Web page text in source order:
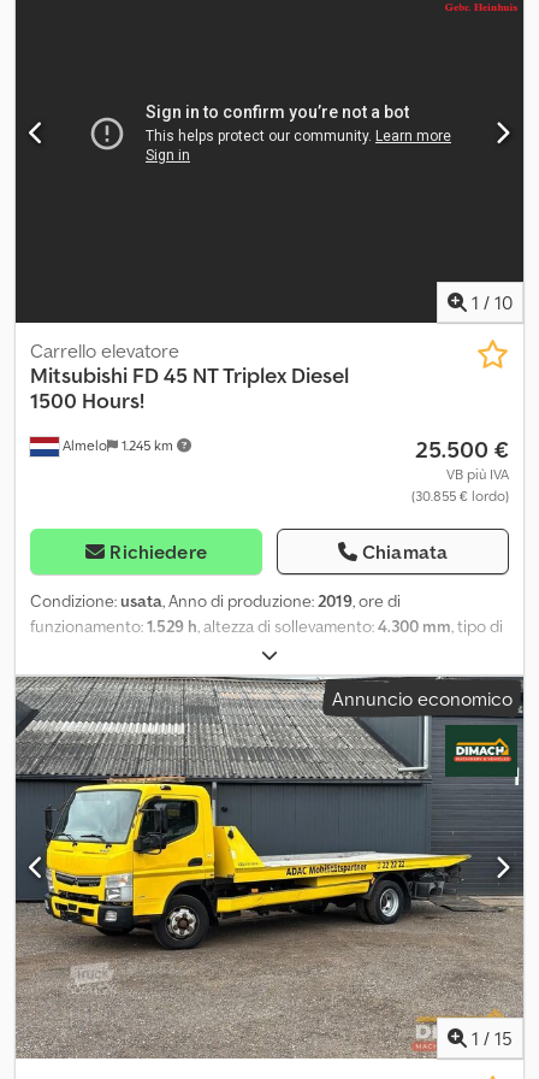
ABS, airbag, aria condizionata, bloccaggio
camion, servoassistenza sterzo, sistema immobilizzatore,
spoiler, trazione integrale, unità di raffreddamento, manutenuto
con regolare assistenza Csdpfxexnkkgo Ak Uoha
1 / 10
Almelo 1.245 km
Carrello elevatore
Mitsubishi FD 45 NT Triplex Diesel
1500 Hours!
25.500 €
VB più IVA
(30.855 € lordo)
Richiedere Chiamata
Condizione:usata, Anno di produzione:2019, ore di
funzionamento:1.529 h, altezza di sollevamento:4.300 mm, tipo di
, Mitsubishi FD 45 NT. Anno: 2019. Ore di
funzionamento: 1529. Peso: 6580 kg. Macchina conforme alle
normative CE. Motore diesel. Rotatore Kaup. Forche regolabili
idraulicamente. Triplex. 55 KW. Altezza minima: 2250 mm. Altezza
massima di sollevamento: 4300 mm. Cabina chiusa. Motore diesel.
Forche: Lunghezza: 1200 mm. Larghezza: 150 mm. Spessore: 50
mm. Pneumatici: 1: 300-15 NHS. 2: 7.00-12. Un ottimo carrello
elevatore! Chedpfezr Nxksx Ak Uoa N. identificativo: 119. Le
Condizioni generali di contratto di Heinhuis si applicano a tutti gli
annunci, le offerte e i preventivi di Heinhuis, a tutti gli accordi
stipulati da Heinhuis e alle trattative che li precedono. Attraverso
qualsiasi forma di risposta, si accetta l'applicabilità delle
Condizioni generali di contratto di Heinhuis e si dichiara di aver
preso visione di tali Condizioni generali. I nostri prezzi sono prezzi
netti per l'esportazione. = Ulteriori informazioni = Anno di
fabbricazione: 2019 Peso a vuoto: 6.580 kg Altezza: 2.250 mm
Certificazione CE: sì = Informazioni sull'azienda = Per maggiori
Annuncio economico
1 / 15